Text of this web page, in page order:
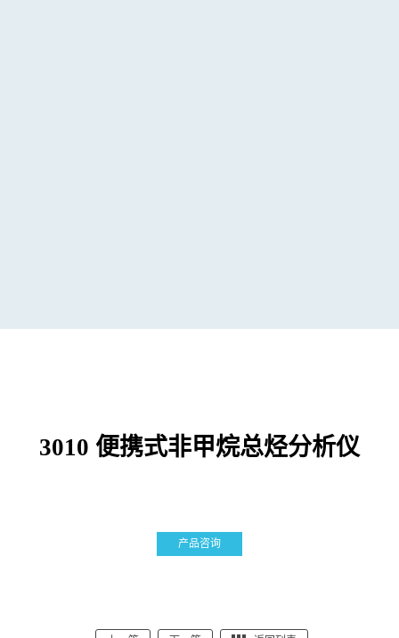
3010 便携式非甲烷总烃分析仪
产品咨询